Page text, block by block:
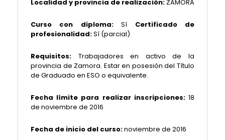
Localidad y provincia de realización: ZAMORA
Curso con diploma:Sí Certificado de
profesionalidad:Sí (parcial)
Requisitos: Trabajadores en activo de la
provincia de Zamora. Estar en posesión del Título
de Graduado en ESO o equivalente.
Fecha límite para realizar inscripciones:18
de noviembre de 2016
Fecha de inicio del curso:noviembre de 2016